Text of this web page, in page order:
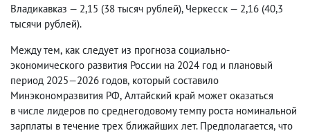
Владикавказ — 2,15 (38 тысяч рублей), Черкесск — 2,16 (40,3
тысячи рублей).
Между тем, как следует из прогноза социально-
экономического развития России на 2024 год и плановый
период 2025—2026 годов, который составило
Минэкономразвития РФ, Алтайский край может оказаться
в числе лидеров по среднегодовому темпу роста номинальной
зарплаты в течение трех ближайших лет. Предполагается, что